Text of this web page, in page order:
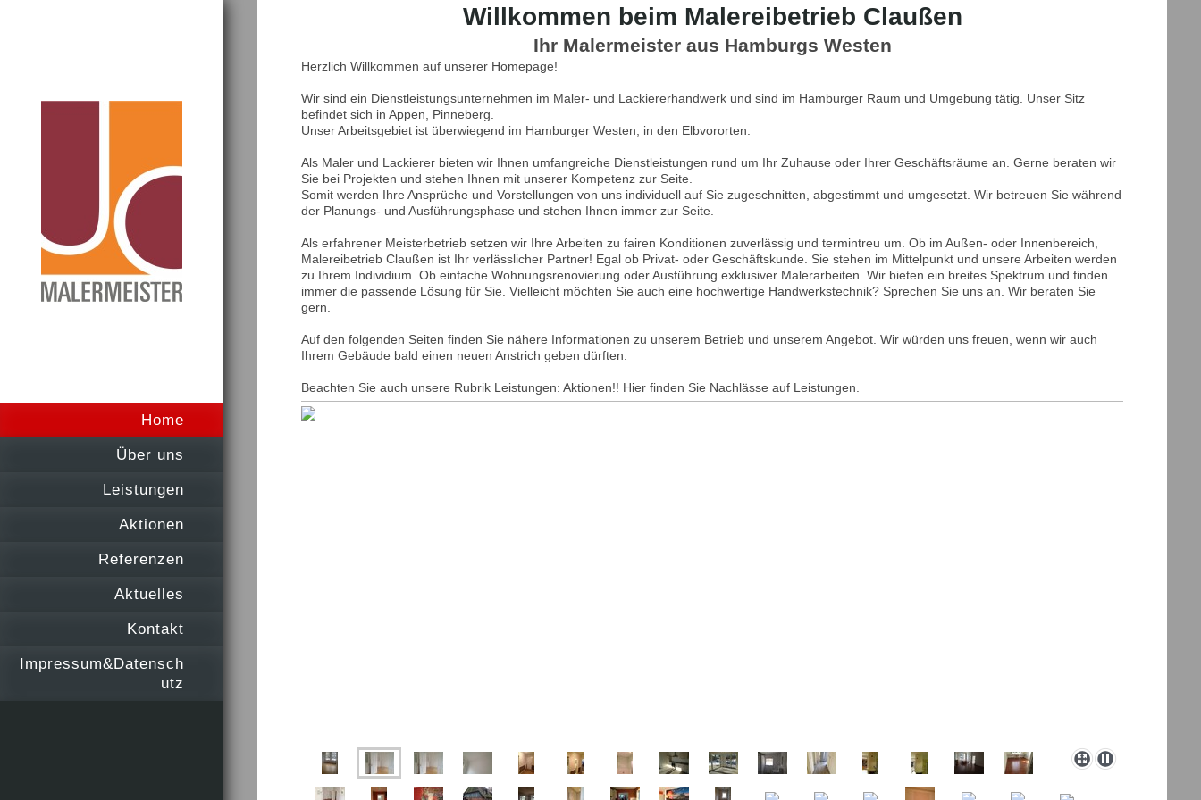
Home
Über uns
Leistungen
Aktionen
Referenzen
Aktuelles
Kontakt
Impressum&Datensch
utz
Willkommen beim Malereibetrieb Claußen
Ihr Malermeister aus Hamburgs Westen
Herzlich Willkommen auf unserer Homepage!
Wir sind ein Dienstleistungsunternehmen im Maler- und Lackiererhandwerk und sind im Hamburger Raum und Umgebung tätig. Unser Sitz
befindet sich in Appen, Pinneberg.
Unser Arbeitsgebiet ist überwiegend im Hamburger Westen, in den Elbvororten.
Als Maler und Lackierer bieten wir Ihnen umfangreiche Dienstleistungen rund um Ihr Zuhause oder Ihrer Geschäftsräume an. Gerne beraten wir
Sie bei Projekten und stehen Ihnen mit unserer Kompetenz zur Seite.
Somit werden Ihre Ansprüche und Vorstellungen von uns individuell auf Sie zugeschnitten, abgestimmt und umgesetzt. Wir betreuen Sie während
der Planungs- und Ausführungsphase und stehen Ihnen immer zur Seite.
Als erfahrener Meisterbetrieb setzen wir Ihre Arbeiten zu fairen Konditionen zuverlässig und termintreu um. Ob im Außen- oder Innenbereich,
Malereibetrieb Claußen ist Ihr verlässlicher Partner! Egal ob Privat- oder Geschäftskunde. Sie stehen im Mittelpunkt und unsere Arbeiten werden
zu Ihrem Individium. Ob einfache Wohnungsrenovierung oder Ausführung exklusiver Malerarbeiten. Wir bieten ein breites Spektrum und finden
immer die passende Lösung für Sie. Vielleicht möchten Sie auch eine hochwertige Handwerkstechnik? Sprechen Sie uns an. Wir beraten Sie
gern.
Auf den folgenden Seiten finden Sie nähere Informationen zu unserem Betrieb und unserem Angebot. Wir würden uns freuen, wenn wir auch
Ihrem Gebäude bald einen neuen Anstrich geben dürften.
Beachten Sie auch unsere Rubrik Leistungen: Aktionen!! Hier finden Sie Nachlässe auf Leistungen.